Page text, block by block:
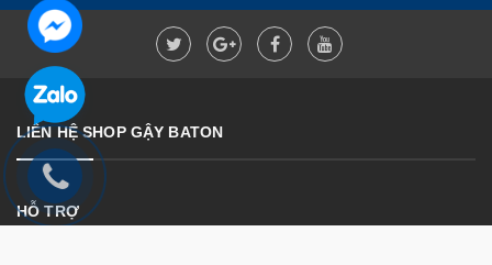
LIÊN HỆ SHOP GẬY BATON
HỖ TRỢ